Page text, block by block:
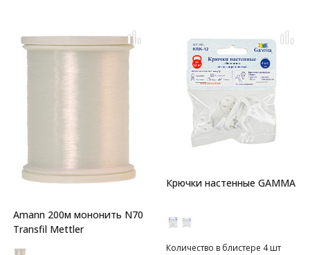
Amann 200м мононить N70
Transfil Mettler
Крючки настенные GAMMA
Количество в блистере 4 шт